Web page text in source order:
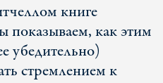
книге
показываем, как этим
убедительно)
стремлением к